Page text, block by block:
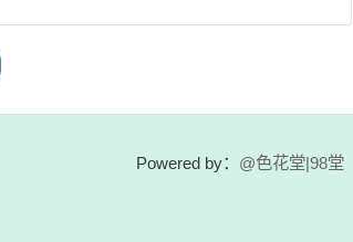
Powered by： @色花堂|98堂